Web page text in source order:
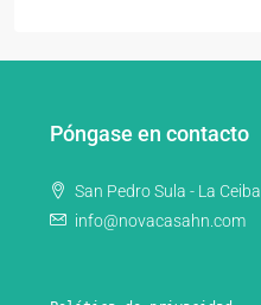
Póngase en contacto
San Pedro Sula - La Ceiba
info@novacasahn.com